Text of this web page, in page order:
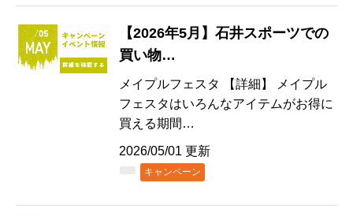
【2026年5月】石井スポーツでの
買い物…
メイプルフェスタ 【詳細】 メイプル
フェスタはいろんなアイテムがお得に
買える期間…
2026/05/01 更新
キャンペーン